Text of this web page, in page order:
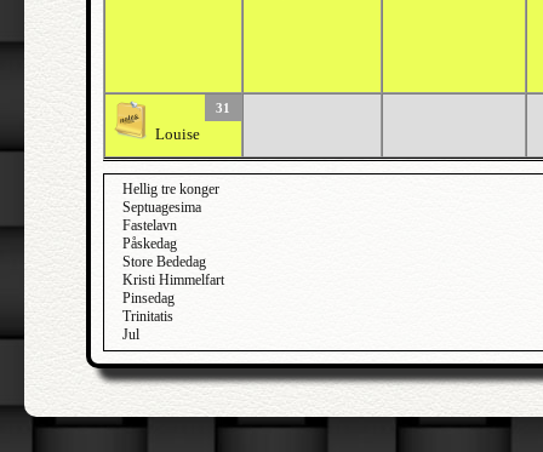
31
Louise
Hellig tre konger
Septuagesima
Fastelavn
Påskedag
Store Bededag
Kristi Himmelfart
Pinsedag
Trinitatis
Jul